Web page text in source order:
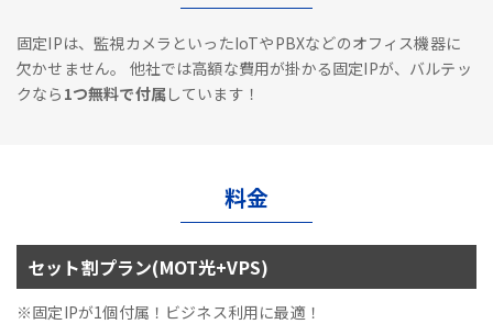
固定IPは、監視カメラといったIoTやPBXなどのオフィス機器に
欠かせません。
他社では高額な費用が掛かる固定IPが、バルテッ
クなら 1つ無料で付属しています！
料金
セット割プラン(MOT光+VPS)
※固定IPが1個付属！ビジネス利用に最適！